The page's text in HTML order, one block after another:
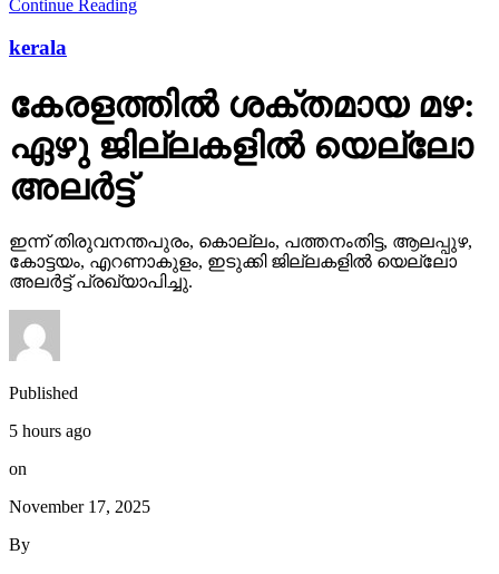
Continue Reading
kerala
കേരളത്തില്‍ ശക്തമായ മഴ:
ഏഴു ജില്ലകളില്‍ യെല്ലോ
അലര്‍ട്ട്
ഇന്ന് തിരുവനന്തപുരം, കൊല്ലം, പത്തനംതിട്ട, ആലപ്പുഴ,
കോട്ടയം, എറണാകുളം, ഇടുക്കി ജില്ലകളില്‍ യെല്ലോ
അലര്‍ട്ട് പ്രഖ്യാപിച്ചു.
Published
5 hours ago
on
November 17, 2025
By